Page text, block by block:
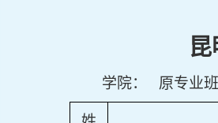
学院： 原专业